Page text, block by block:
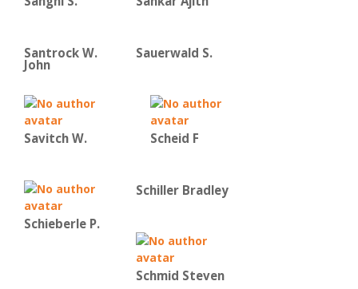
Santrock W.
John
Sauerwald S.
Savitch W. Scheid F
Schieberle P.
Schiller Bradley
Schmid Steven